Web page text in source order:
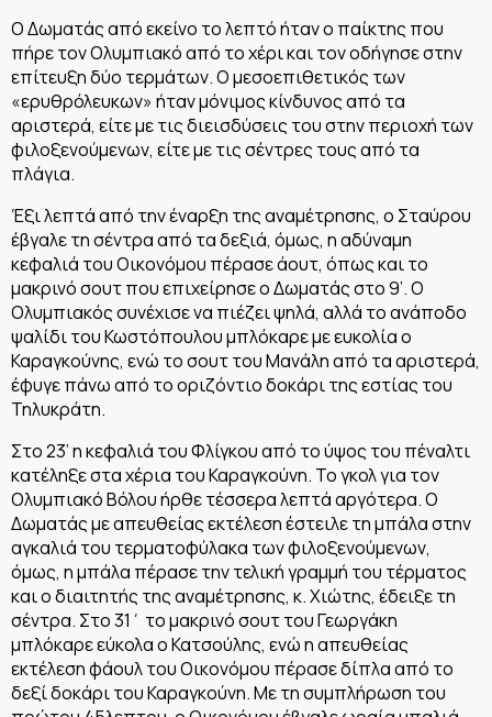
Ο Δωματάς από εκείνο το λεπτό ήταν ο παίκτης που
πήρε τον Ολυμπιακό από το χέρι και τον οδήγησε στην
επίτευξη δύο τερμάτων. Ο μεσοεπιθετικός των
«ερυθρόλευκων» ήταν μόνιμος κίνδυνος από τα
αριστερά, είτε με τις διεισδύσεις του στην περιοχή των
φιλοξενούμενων, είτε με τις σέντρες τους από τα
πλάγια.
Έξι λεπτά από την έναρξη της αναμέτρησης, ο Σταύρου
έβγαλε τη σέντρα από τα δεξιά, όμως, η αδύναμη
κεφαλιά του Οικονόμου πέρασε άουτ, όπως και το
μακρινό σουτ που επιχείρησε ο Δωματάς στο 9’. Ο
Ολυμπιακός συνέχισε να πιέζει ψηλά, αλλά το ανάποδο
ψαλίδι του Κωστόπουλου μπλόκαρε με ευκολία ο
Καραγκούνης, ενώ το σουτ του Μανάλη από τα αριστερά,
έφυγε πάνω από το οριζόντιο δοκάρι της εστίας του
Τηλυκράτη.
Στο 23’ η κεφαλιά του Φλίγκου από το ύψος του πέναλτι
κατέληξε στα χέρια του Καραγκούνη. Το γκολ για τον
Ολυμπιακό Βόλου ήρθε τέσσερα λεπτά αργότερα. Ο
Δωματάς με απευθείας εκτέλεση έστειλε τη μπάλα στην
αγκαλιά του τερματοφύλακα των φιλοξενούμενων,
όμως, η μπάλα πέρασε την τελική γραμμή του τέρματος
και ο διαιτητής της αναμέτρησης, κ. Χιώτης, έδειξε τη
σέντρα. Στο 31΄ το μακρινό σουτ του Γεωργάκη
μπλόκαρε εύκολα ο Κατσούλης, ενώ η απευθείας
εκτέλεση φάουλ του Οικονόμου πέρασε δίπλα από το
δεξί δοκάρι του Καραγκούνη. Με τη συμπλήρωση του